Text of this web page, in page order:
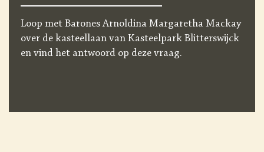
Loop met Barones Arnoldina Margaretha Mackay
over de kasteellaan van Kasteelpark Blitterswijck
en vind het antwoord op deze vraag.